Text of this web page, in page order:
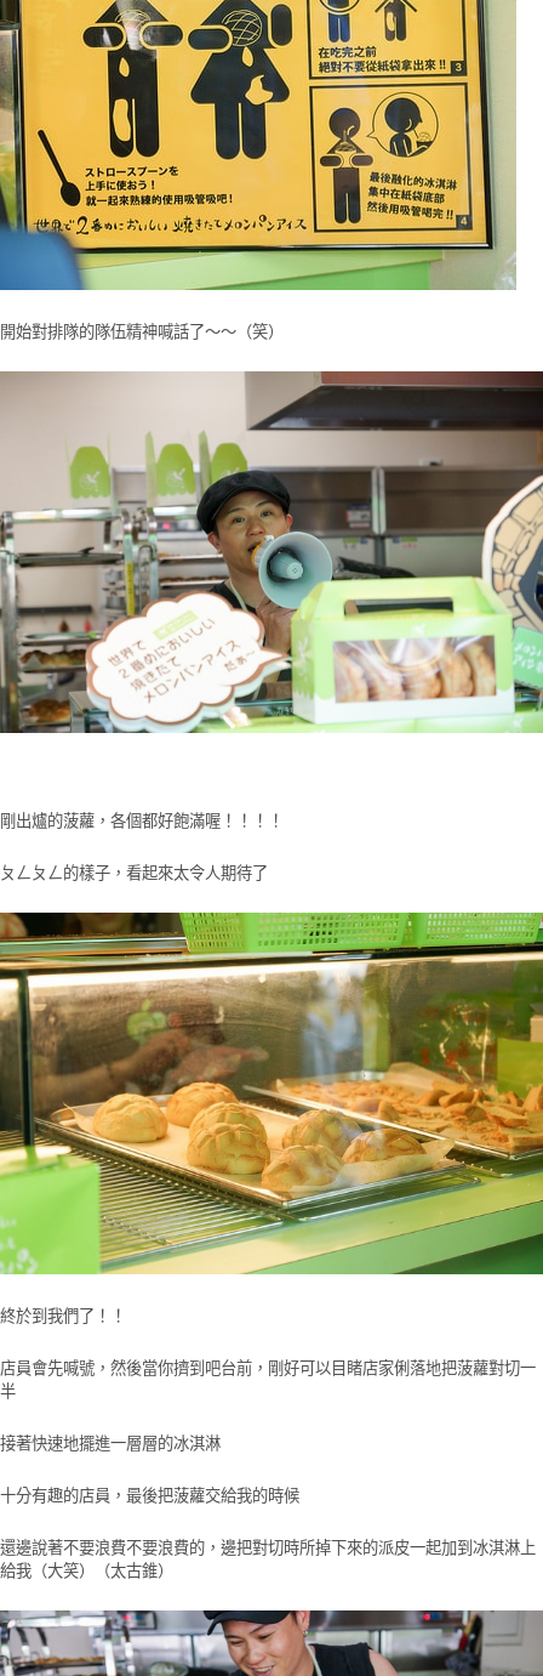
開始對排隊的隊伍精神喊話了～～（笑）
剛出爐的菠蘿，各個都好飽滿喔！！！！
ㄆㄥㄆㄥ的樣子，看起來太令人期待了
終於到我們了！！
店員會先喊號，然後當你擠到吧台前，剛好可以目睹店家俐落地把菠蘿對切一
半
接著快速地擺進一層層的冰淇淋
十分有趣的店員，最後把菠蘿交給我的時候
還邊說著不要浪費不要浪費的，邊把對切時所掉下來的派皮一起加到冰淇淋上
給我（大笑）（太古錐）